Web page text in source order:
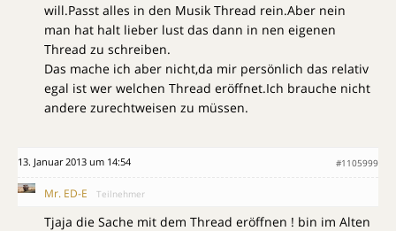
will.Passt alles in den Musik Thread rein.Aber nein
man hat halt lieber lust das dann in nen eigenen
Thread zu schreiben.
Das mache ich aber nicht,da mir persönlich das relativ
egal ist wer welchen Thread eröffnet.Ich brauche nicht
andere zurechtweisen zu müssen.
13. Januar 2013 um 14:54 #1105999
Mr. ED-E Teilnehmer
Tjaja die Sache mit dem Thread eröffnen ! bin im Alten